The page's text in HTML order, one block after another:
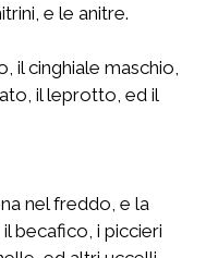
e le anitre.
il cinghiale maschio,
il leprotto, ed il
nel freddo, e la
becafico, i piccieri